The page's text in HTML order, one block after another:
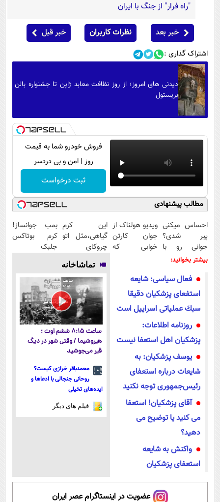
"راه فرار" از جنگ با ایران
خبر بعد نظرات کاربران خبر قبل
اشتراک گذاری :
دیدنی های امروز؛ از روز نظافت معابد ژاپن تا جشنواره بالن
بریستول
فروش خودرو شما به قیمت
روز | امن و بی دردسر
ثبت درخواست
مطالب پیشنهادی
احساس میکنی
پیر شدی؟
جوانی رو با
جوانساز جلبک
ویدیو هولناک از
جوان کارتن
خوابی که
این کرم
گیاهی،مثل اتو
چروکای
پوستتوصاف
میکنه!50%تخفیف
بمب جوانساز!
کرم بوتاکس
جلبک
بیشتر بخوانید:
فعال سیاسی: شایعه
استفعای پزشکیان دقيقا
سبك عملياتی اسراييل است
روزنامه اطلاعات:
پزشکیان اهل استعفا نیست
یوسف پزشکیان: به
شایعات درباره استعفای
رئیس‌جمهوری توجه نکنید
آقای پزشکیان! استعفا
می کنید یا توضیح می
دهید؟
واکنش به شایعه
استعفای پزشکیان
تماشاخانه
ساعت ۸:۱۵ ششم اوت ؛
هیروشیما / وقتی شهر در دیگ
قیر می‌جوشید
محمدباقر خرازی کیست؟
روحانی جنجالی با ادعاها و
ایده‌های تخیلی
فیلم های دیگر
عضویت در اینستاگرام عصر ایران